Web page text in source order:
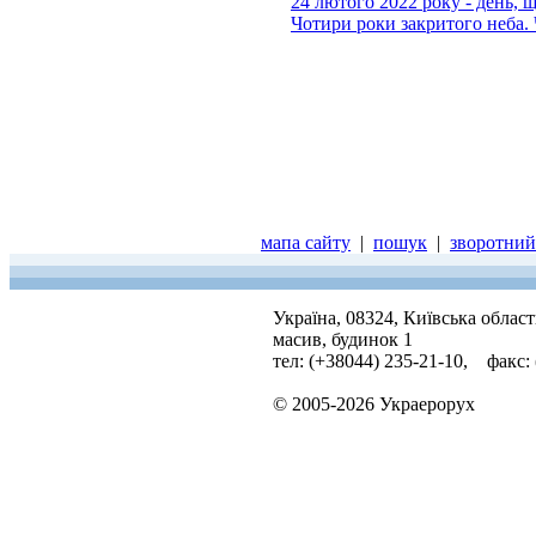
Чотири роки закритого
мапа сайту | пошук |
Україна, 08324, Київська
масив, будинок 1
тел: (+38044) 235-21-10, факс:
© 2005-2026 Украерорух